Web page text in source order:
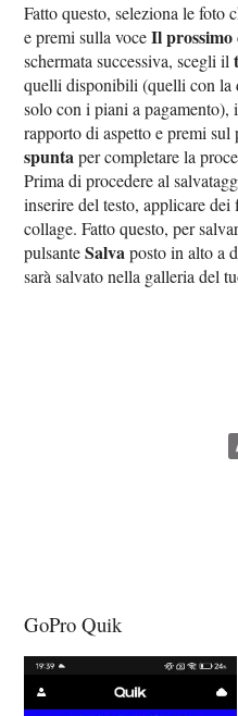
Fatto questo, seleziona le foto
e premi sulla voceIl prossimo
schermata successiva, scegli il
quelli disponibili (quelli con
solo con i piani a
rapporto di aspetto e premi sul
spuntaper completare la
Prima di procedere al
inserire del testo, applicare
collage. Fatto questo, per
pulsanteSalvaposto in alto a
sarà salvato nella galleria del
GoPro Quik